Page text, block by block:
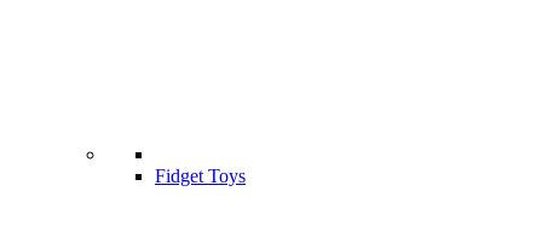
Fidget Toys